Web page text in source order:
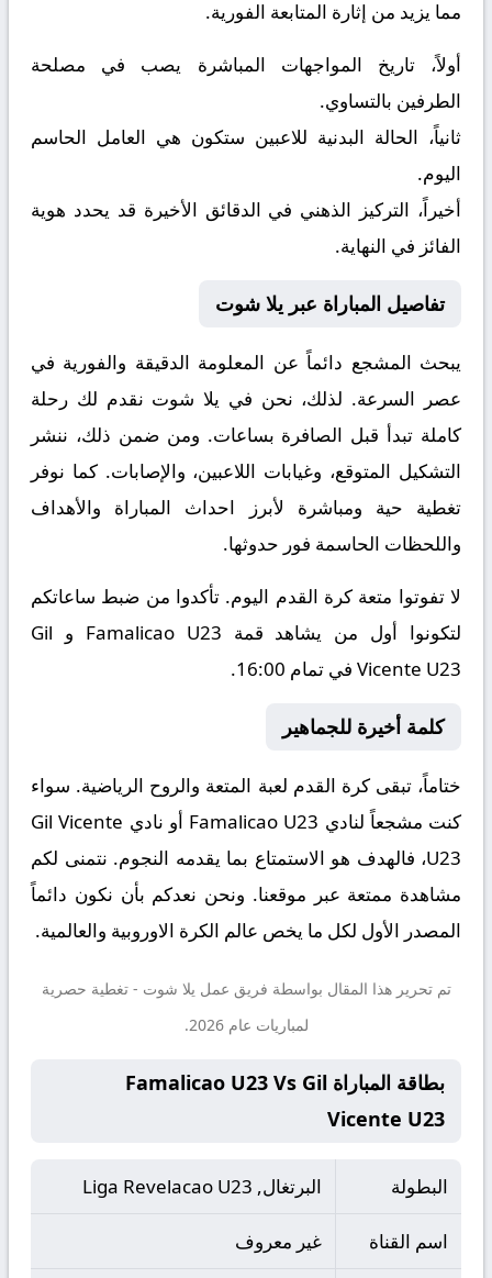
مما يزيد من إثارة المتابعة الفورية.
أولاً، تاريخ المواجهات المباشرة يصب في مصلحة
الطرفين بالتساوي.
ثانياً، الحالة البدنية للاعبين ستكون هي العامل الحاسم
اليوم.
أخيراً، التركيز الذهني في الدقائق الأخيرة قد يحدد هوية
الفائز في النهاية.
تفاصيل المباراة عبر يلا شوت
يبحث المشجع دائماً عن المعلومة الدقيقة والفورية في
عصر السرعة. لذلك، نحن في يلا شوت نقدم لك رحلة
كاملة تبدأ قبل الصافرة بساعات. ومن ضمن ذلك، ننشر
التشكيل المتوقع، وغيابات اللاعبين، والإصابات. كما نوفر
تغطية حية ومباشرة لأبرز احداث المباراة والأهداف
واللحظات الحاسمة فور حدوثها.
لا تفوتوا متعة كرة القدم اليوم. تأكدوا من ضبط ساعاتكم
لتكونوا أول من يشاهد قمة Famalicao U23 و Gil
Vicente U23 في تمام 16:00.
كلمة أخيرة للجماهير
ختاماً، تبقى كرة القدم لعبة المتعة والروح الرياضية. سواء
كنت مشجعاً لنادي Famalicao U23 أو نادي Gil Vicente
U23، فالهدف هو الاستمتاع بما يقدمه النجوم. نتمنى لكم
مشاهدة ممتعة عبر موقعنا. ونحن نعدكم بأن نكون دائماً
المصدر الأول لكل ما يخص عالم الكرة الاوروبية والعالمية.
تم تحرير هذا المقال بواسطة فريق عمل يلا شوت - تغطية حصرية
لمباريات عام 2026.
بطاقة المباراة Famalicao U23 Vs Gil
Vicente U23
البطولة البرتغال, Liga Revelacao U23
اسم القناة غير معروف